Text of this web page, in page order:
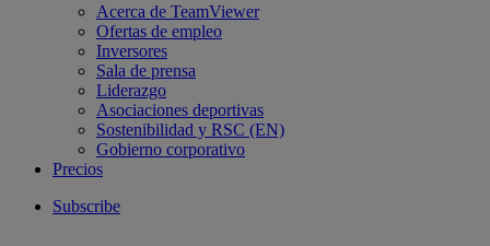
Acerca de TeamViewer
Ofertas de empleo
Inversores
Sala de prensa
Liderazgo
Asociaciones deportivas
Sostenibilidad y RSC (EN)
Gobierno corporativo
Precios
Subscribe